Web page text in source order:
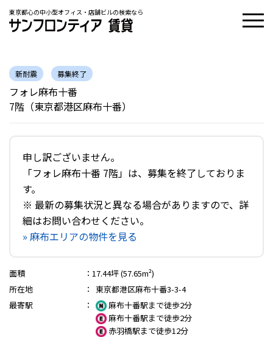
東京都心の中小型オフィス・店舗ビルの検索なら
新耐震 募集終了
フォレ麻布十番
7階（東京都港区麻布十番）
申し訳ございません。
「フォレ麻布十番 7階」は、募集を終了しておりま
す。
※ 最新の募集状況と異なる場合がありますので、詳
細はお問い合わせください。
» 麻布エリアの物件を見る
面積 ： 17.44坪 (57.65m²)
所在地
：
東京都港区麻布十番3-3-4
最寄駅
：
麻布十番駅まで徒歩2分
麻布十番駅まで徒歩2分
赤羽橋駅まで徒歩12分